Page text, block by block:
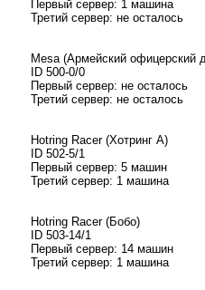
Первый сервер: 1 машина
Третий сервер: не осталось
Mesa (Армейский офицерский
ID 500-0/0
Первый сервер: не осталось
Третий сервер: не осталось
Hotring Racer (Хотринг А)
ID 502-5/1
Первый сервер: 5 машин
Третий сервер: 1 машина
Hotring Racer (Бобо)
ID 503-14/1
Первый сервер: 14 машин
Третий сервер: 1 машина